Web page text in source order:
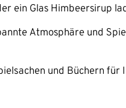
ein Glas Himbeersirup
Atmosphäre und
und Büchern für